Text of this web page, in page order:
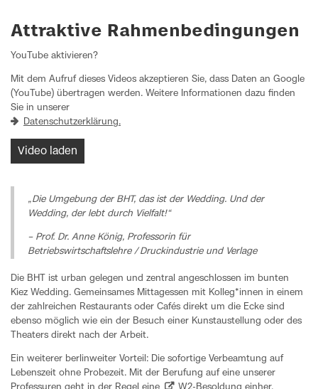
Attraktive Rahmenbedingungen
YouTube aktivieren?
Mit dem Aufruf dieses Videos akzeptieren Sie, dass Daten an Google
(YouTube) übertragen werden. Weitere Informationen dazu finden
Sie in unserer
Datenschutzerklärung.
Video laden
„Die Umgebung der BHT, das ist der Wedding. Und der
Wedding, der lebt durch Vielfalt!“
– Prof. Dr. Anne König, Professorin für
Betriebswirtschaftslehre / Druckindustrie und Verlage
Die BHT ist urban gelegen und zentral angeschlossen im bunten
Kiez Wedding. Gemeinsames Mittagessen mit Kolleg*innen in einem
der zahlreichen Restaurants oder Cafés direkt um die Ecke sind
ebenso möglich wie ein der Besuch einer Kunstaustellung oder des
Theaters direkt nach der Arbeit.
Ein weiterer berlinweiter Vorteil: Die sofortige Verbeamtung auf
Lebenszeit ohne Probezeit. Mit der Berufung auf eine unserer